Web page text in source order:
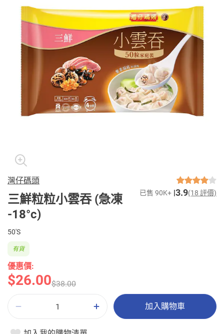
灣仔碼頭
三鮮粒粒小雲吞 (急凍
-18°c)
已售 90K+ 3.9(18 評價)
50'S
優惠價:
$26.00$38.00
有貨
加入購物車